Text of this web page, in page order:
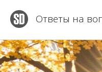
Ответы на